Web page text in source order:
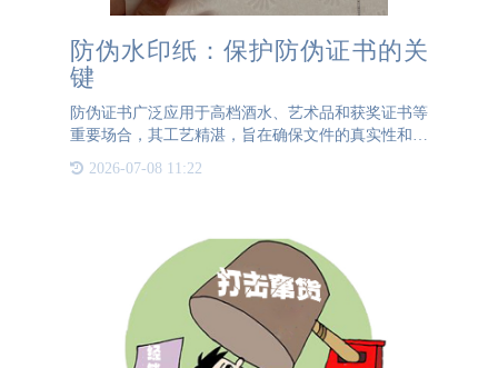
防伪水印纸：保护防伪证书的关
键
防伪证书广泛应用于高档酒水、艺术品和获奖证书等
重要场合，其工艺精湛，旨在确保文件的真实性和安
防伪材料，其中最常见的是防伪水印纸。防伪水印
2026-07-08 11:22